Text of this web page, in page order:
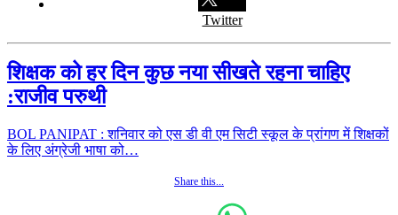
Twitter
शिक्षक को हर दिन कुछ नया सीखते रहना चाहिए
:राजीव परुथी
BOL PANIPAT : शनिवार को एस डी वी एम सिटी स्कूल के प्रांगण में शिक्षकों
के लिए अंग्रेजी भाषा को…
Share this...